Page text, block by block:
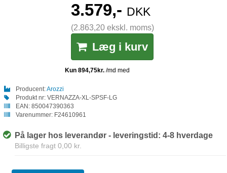
3.579,- DKK
(2.863,20 ekskl. moms)
Læg i kurv
Producent:Arozzi
Produkt nr: VERNAZZA-XL-SPSF-LG
EAN: 850047390363
Varenummer: F24610961
På lager hos leverandør - leveringstid: 4-8 hverdage
Billigste fragt 0,00 kr.